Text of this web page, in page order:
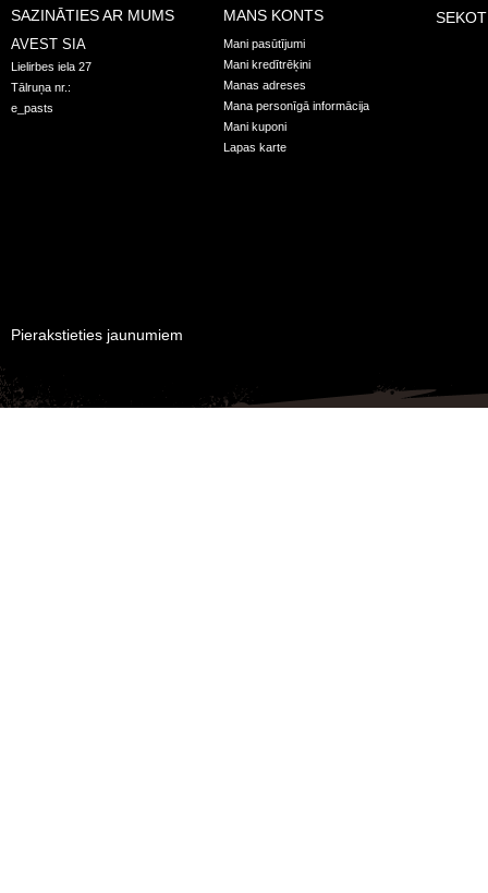
SAZINĀTIES AR MUMS
AVEST SIA
Lielirbes iela 27
Tālruņa nr.:
e_pasts
MANS KONTS
Mani pasūtījumi
Mani kredītrēķini
Manas adreses
Mana personīgā informācija
Mani kuponi
Lapas karte
Pierakstieties jaunumiem